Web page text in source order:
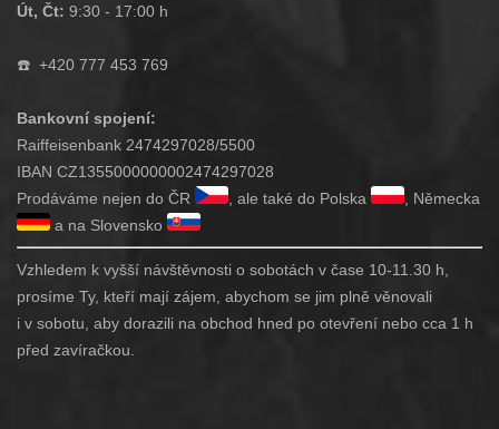
Út, Čt: 9:30 - 17:00 h
☎️ +420 777 453 769
Bankovní spojení:
Raiffeisenbank 2474297028/5500
IBAN CZ1355000000002474297028
Prodáváme nejen do ČR
, ale také do Polska
, Německa
a na Slovensko
Vzhledem k vyšší návštěvnosti o sobotách v čase 10-11.30 h,
prosíme Ty, kteří mají zájem, abychom se jim plně věnovali
i v sobotu, aby dorazili na obchod hned po otevření nebo cca 1 h
před zavíračkou.